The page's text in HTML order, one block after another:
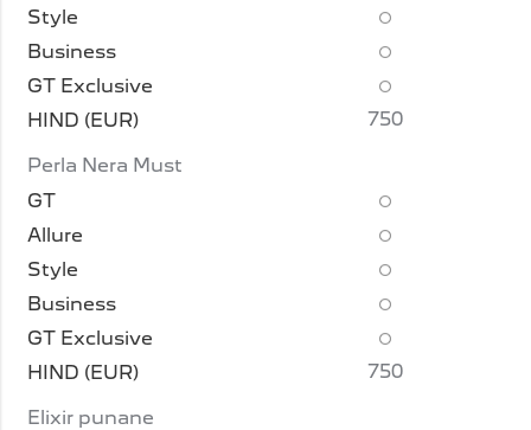
750
Perla Nera Must
750
Elixir punane